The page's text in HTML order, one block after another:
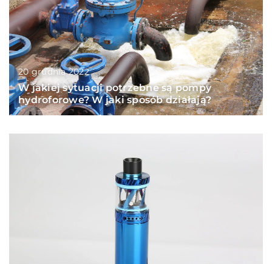
20 grudnia 2022
W jakiej sytuacji potrzebne są pompy
hydroforowe? W jaki sposób działają?